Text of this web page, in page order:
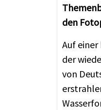
den
Auf
der
von